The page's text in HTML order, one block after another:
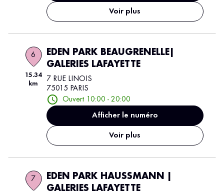
Voir plus
6
15.34
km
EDEN PARK BEAUGRENELLE|
GALERIES LAFAYETTE
7 RUE LINOIS
75015 PARIS
Ouvert 10:00 - 20:00
Afficher le numéro
Voir plus
7
EDEN PARK HAUSSMANN |
GALERIES LAFAYETTE